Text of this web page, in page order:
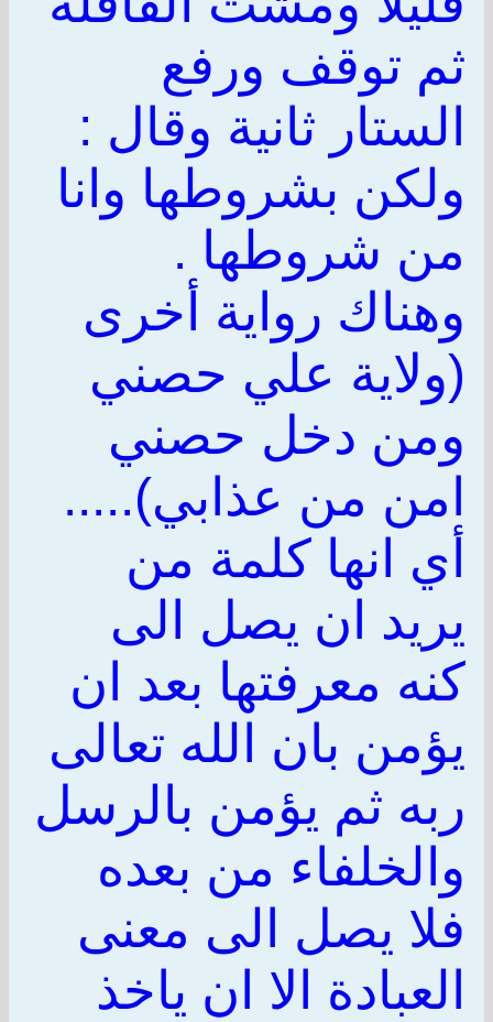
ثم توقف ورفع
الستار ثانية وقال :
ولكن بشروطها وانا
من شروطها .
وهناك رواية أخرى
(ولاية علي حصني
ومن دخل حصني
امن من عذابي).....
أي انها كلمة من
يريد ان يصل الى
كنه معرفتها بعد ان
يؤمن بان الله تعالى
ربه ثم يؤمن بالرسل
والخلفاء من بعده
فلا يصل الى معنى
العبادة الا ان ياخذ